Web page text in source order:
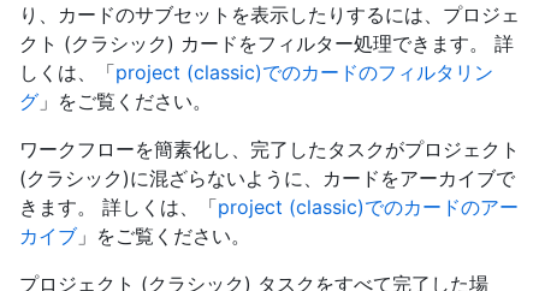
り、カードのサブセットを表示したりするには、プロジェ
クト (クラシック) カードをフィルター処理できます。 詳
しくは、「project (classic)でのカードのフィルタリン
グ 」をご覧ください。
ワークフローを簡素化し、完了したタスクがプロジェクト
(クラシック)に混ざらないように、カードをアーカイブで
きます。 詳しくは、「project (classic)でのカードのアー
カイブ 」をご覧ください。
プロジェクト (クラシック) タスクをすべて完了した場